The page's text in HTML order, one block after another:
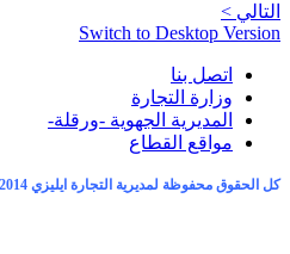
التالي >
Switch to Desktop Version
اتصل بنا
وزارة التجارة
المديرية الجهوية -ورقلة-
مواقع القطاع
كل الحقوق محفوظة لمديرية التجارة ايليزي 2014